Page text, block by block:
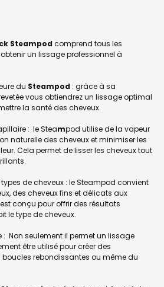
Steampod comprend tous les
un lissage professionnel à
du Steampod : grâce à sa
vous obtiendrez un lissage optimal
la santé des cheveux.
: le Steampod utilise de la vapeur
naturelle des cheveux et minimiser les
Cela permet de lisser les cheveux tout
de cheveux : le Steampod convient
des cheveux fins et délicats aux
conçu pour offrir des résultats
le type de cheveux.
: Non seulement il permet un lissage
être utilisé pour créer des
rebondissantes ou même du